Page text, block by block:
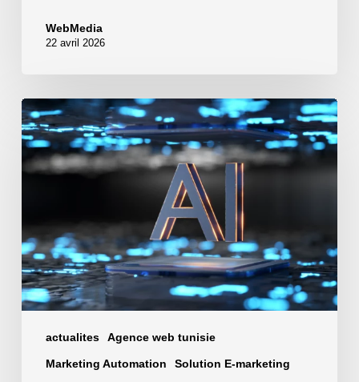
WebMedia
22 avril 2026
actualites Agence web tunisie
Marketing Automation Solution E-marketing
Comment
automatiser
votre
business
N8N